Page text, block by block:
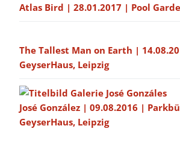
Atlas Bird | 28.01.2017 | Pool
The Tallest Man on Earth |
GeyserHaus, Leipzig
José González | 09.08.2016 |
GeyserHaus, Leipzig